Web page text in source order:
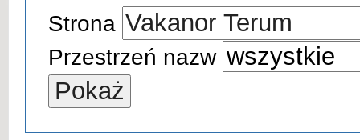
Strona
Przestrzeń nazw